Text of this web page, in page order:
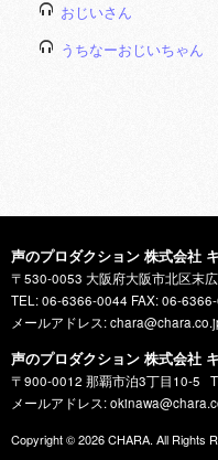
おじいさん
うちなーおじいちゃん
声のプロダクション 株式会社
〒530-0053 大阪府大阪市北区末
TEL: 06-6366-0044 FAX: 06-
メールアドレス:
声のプロダクション 株式会社
〒900-0012 那覇市泊3丁目10-5
メールアドレス:
Copyright © 2026CHARA. All Rights